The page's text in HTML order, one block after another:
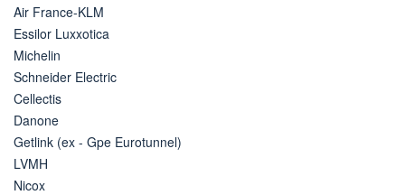
Air France-KLM
Essilor Luxxotica
Michelin
Schneider Electric
Cellectis
Danone
Getlink (ex - Gpe Eurotunnel)
LVMH
Nicox